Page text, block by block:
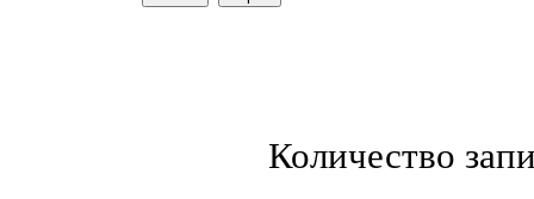
Количество